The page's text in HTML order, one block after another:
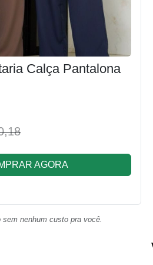
Calça Pantalona
AGORA
nenhum custo pra você.